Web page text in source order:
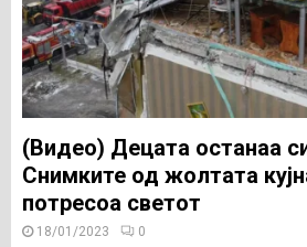
(Видео) Децата останаа
Снимките од жолтата
потресоа светот
18/01/2023 0